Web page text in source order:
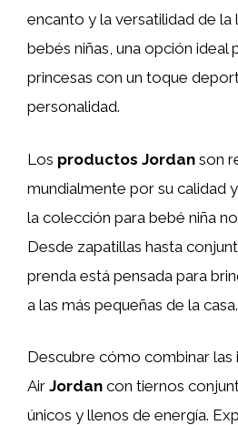
encanto y la versatilidad de la
bebés niñas, una opción ideal
princesas con un toque
personalidad.
Los productos Jordan son
mundialmente por su calidad
la colección para bebé niña
Desde zapatillas hasta
prenda está pensada para
a las más pequeñas de la casa.
Descubre cómo combinar las
Air Jordan con tiernos
únicos y llenos de energía.